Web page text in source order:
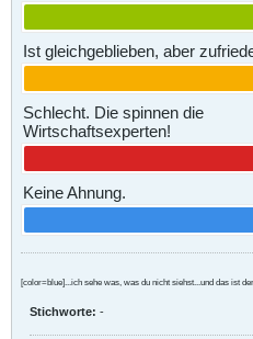
Ist gleichgeblieben, aber
Schlecht. Die spinnen die
Wirtschaftsexperten!
Keine Ahnung.
[color=blue]...ich sehe was, was du nicht siehst...und das ist
Stichworte: -